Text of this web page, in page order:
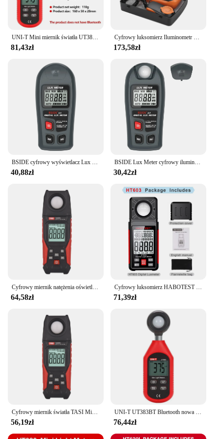
81,43zł 173,58zł
40,88zł
BSIDE Lux Meter cyfrowy iluminometr 0 ~ 200,000lux LCD kieszonkowy miernik światła Lux/FC miernik testowy czujnik fotometr Luxmeter
30,42zł
64,58zł 71,39zł
56,19zł 76,44zł